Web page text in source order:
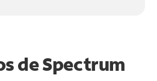
de Spectrum